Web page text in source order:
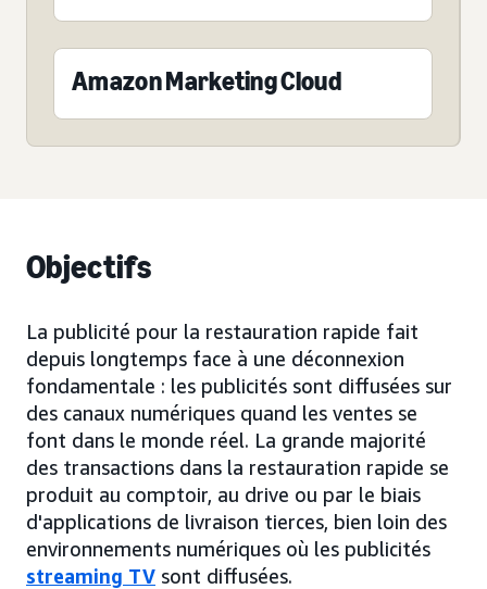
Amazon Marketing Cloud
Objectifs
La publicité pour la restauration rapide fait
depuis longtemps face à une déconnexion
fondamentale : les publicités sont diffusées sur
des canaux numériques quand les ventes se
font dans le monde réel. La grande majorité
des transactions dans la restauration rapide se
produit au comptoir, au drive ou par le biais
d'applications de livraison tierces, bien loin des
environnements numériques où les publicités
streaming TV sont diffusées.